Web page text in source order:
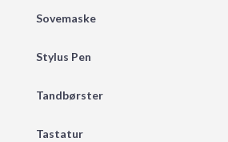
Sovemaske
Stylus Pen
Tandbørster
Tastatur